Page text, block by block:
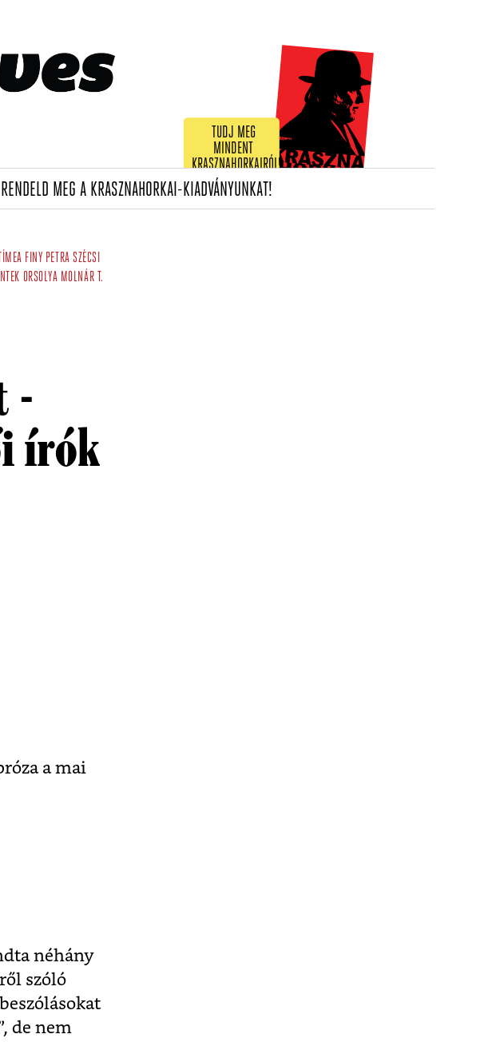
TUDJ MEG
MINDENT
KRASZNAHORKAIRÓL!
RENDELD MEG A KRASZNAHORKAI-KIADVÁNYUNKAT!(CURRENT)
FINY PETRA SZÉCSI
ORSOLYA MOLNÁR T.
-
írók
a mai
néhány
szóló
de nem